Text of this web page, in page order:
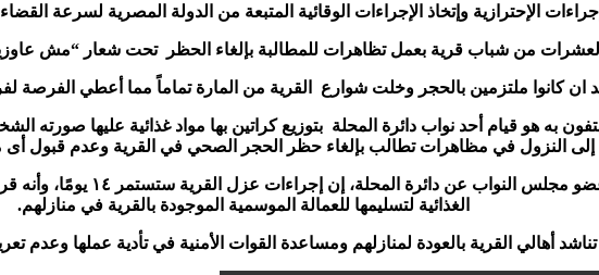
الإحترازية وإتخاذ الإجراءات الوقائية المتبعة من الدولة المصرية لسرعة
العشرات من شباب قرية بعمل تظاهرات للمطالبة بإلغاء الحظر تحت شعار “مش
كانوا ملتزمين بالحجر وخلت شوارع القرية من المارة تماماً مما أعطي الفرصة
به هو قيام أحد نواب دائرة المحلة بتوزيع كراتين بها مواد غذائية عليها صورته
النزول في مظاهرات تطالب بإلغاء حظر الحجر الصحي في القرية وعدم قبول أى
الغذائية لتسليمها للعمالة الموسمية الموجودة بالقرية في منازلهم.
أهالي القرية بالعودة لمنازلهم ومساعدة القوات الأمنية في تأدية عملها وعدم